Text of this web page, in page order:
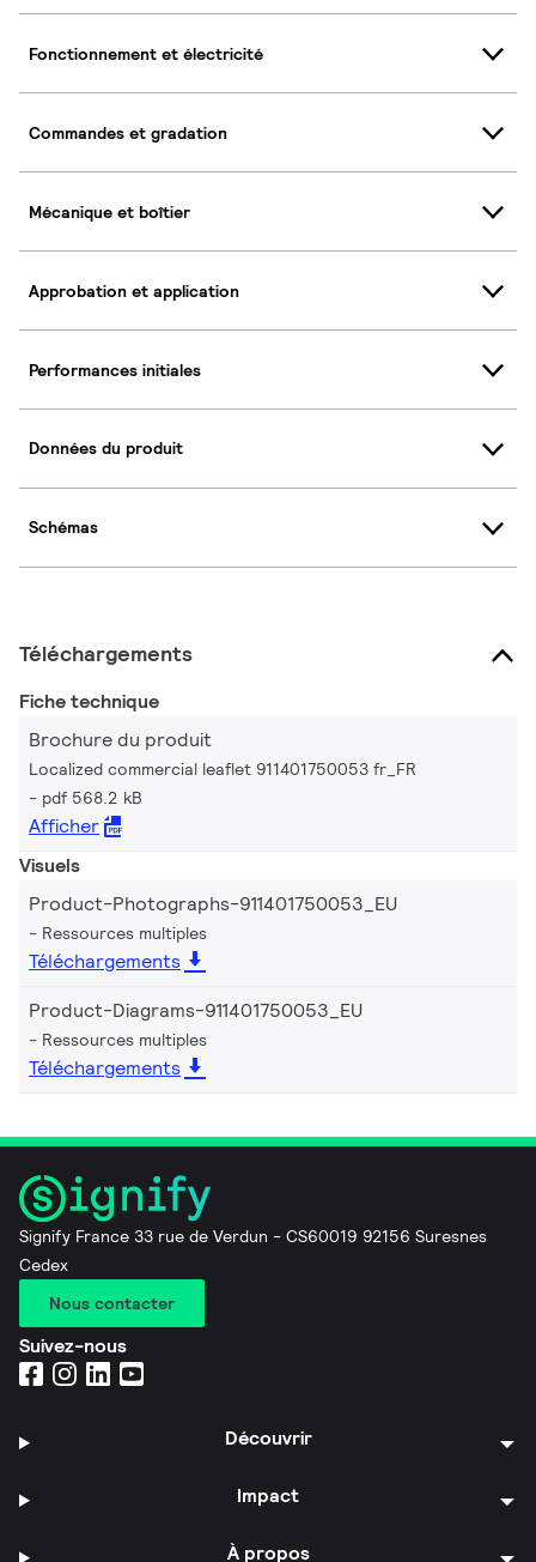
Fonctionnement et électricité
Commandes et gradation
Mécanique et boîtier
Approbation et application
Performances initiales
Données du produit
Schémas
Téléchargements
Fiche technique
Brochure du produit
Localized commercial leaflet 911401750053 fr_FR
pdf 568.2 kB
Afficher
Visuels
Product-Photographs-911401750053_EU
Ressources multiples
Téléchargements
Product-Diagrams-911401750053_EU
Ressources multiples
Téléchargements
Signify France 33 rue de Verdun - CS60019 92156 Suresnes
Cedex
Nous contacter
Suivez-nous
Découvrir
Impact
À propos